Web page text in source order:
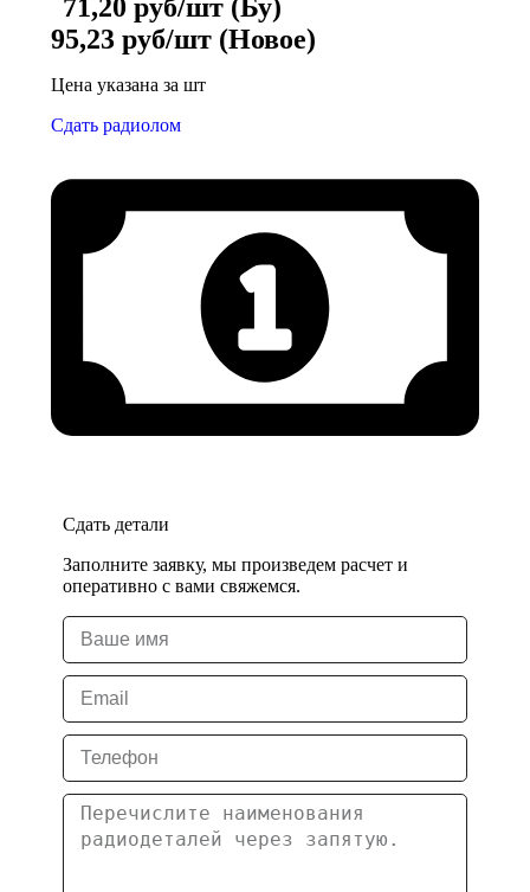
71,20 руб/шт (Бу)
95,23 руб/шт (Новое)
Цена указана за шт
Сдать радиолом
Сдать детали
Заполните заявку, мы произведем расчет и
оперативно с вами свяжемся.